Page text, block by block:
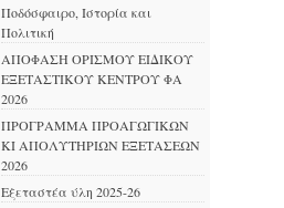
Ποδόσφαιρο, Ιστορία και
Πολιτική
ΑΠΟΦΑΣΗ ΟΡΙΣΜΟΥ ΕΙΔΙΚΟΥ
ΕΞΕΤΑΣΤΙΚΟΥ ΚΕΝΤΡΟΥ ΦΑ
2026
ΠΡΟΓΡΑΜΜΑ ΠΡΟΑΓΩΓΙΚΩΝ
ΚΙ ΑΠΟΛΥΤΗΡΙΩΝ ΕΞΕΤΑΣΕΩΝ
2026
Εξεταστέα ύλη 2025-26